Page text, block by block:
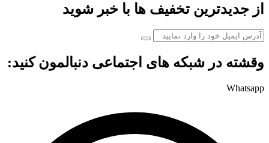
از جدیدترین تخفیف ها با خبر شوید
وقشته در شبکه های اجتماعی دنبالمون کنید:
Whatsapp